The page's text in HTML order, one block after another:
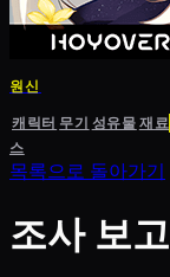
원신
캐릭터 무기 성유물재료
스
목록으로 돌아가기
조사 보